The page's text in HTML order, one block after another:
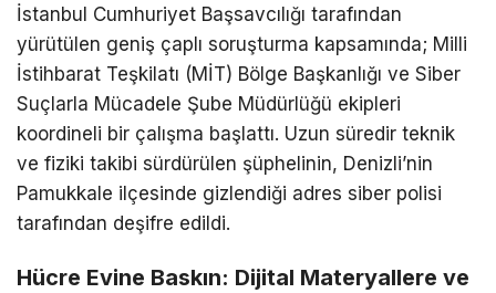
İstanbul Cumhuriyet Başsavcılığı tarafından
yürütülen geniş çaplı soruşturma kapsamında; Milli
İstihbarat Teşkilatı (MİT) Bölge Başkanlığı ve Siber
Suçlarla Mücadele Şube Müdürlüğü ekipleri
koordineli bir çalışma başlattı. Uzun süredir teknik
ve fiziki takibi sürdürülen şüphelinin, Denizli’nin
Pamukkale ilçesinde gizlendiği adres siber polisi
tarafından deşifre edildi.
Hücre Evine Baskın: Dijital Materyallere ve